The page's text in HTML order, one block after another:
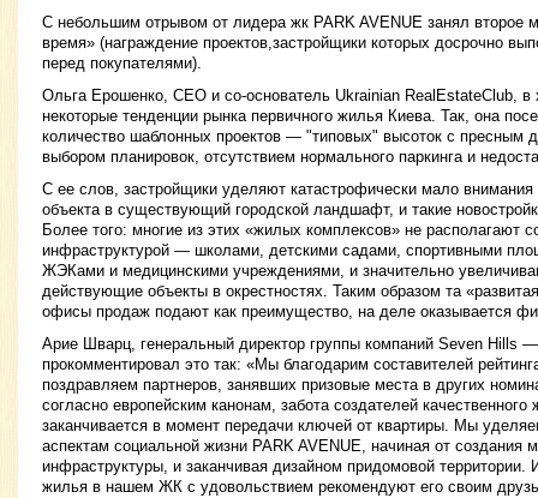
С небольшим отрывом от лидера жк PARK AVENUE занял второе
время» (награждение проектов,застройщики которых досрочно
перед покупателями).
Ольга Ерошенко, СЕО и со-основатель Ukrainian RealEstateClub, в
некоторые тенденции рынка первичного жилья Киева. Так, она
количество шаблонных проектов — "типовых" высоток с пресным
выбором планировок, отсутствием нормального паркинга и
С ее слов, застройщики уделяют катастрофически мало
объекта в существующий городской ландшафт, и такие
Более того: многие из этих «жилых комплексов» не располагают
инфраструктурой — школами, детскими садами, спортивными
ЖЭКами и медицинскими учреждениями, и значительно
действующие объекты в окрестностях. Таким образом та
офисы продаж подают как преимущество, на деле оказывается
Арие Шварц, генеральный директор группы компаний Seven Hills
прокомментировал это так: «Мы благодарим составителей
поздравляем партнеров, занявших призовые места в других
согласно европейским канонам, забота создателей
заканчивается в момент передачи ключей от квартиры. Мы
аспектам социальной жизни PARK AVENUE, начиная от создания
инфраструктуры, и заканчивая дизайном придомовой
жилья в нашем ЖК с удовольствием рекомендуют его своим